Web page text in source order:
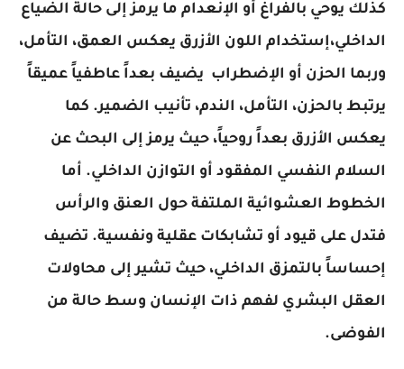
كذلك يوحي بالفراغ أو الإنعدام ما يرمز إلى حالة الضياع
الداخلي،إستخدام اللون الأزرق يعكس العمق، التأمل،
وربما الحزن أو الإضطراب يضيف بعداً عاطفياً عميقاً
يرتبط بالحزن، التأمل، الندم، تأنيب الضمير. كما
يعكس الأزرق بعداً روحياً، حيث يرمز إلى البحث عن
السلام النفسي المفقود أو التوازن الداخلي. أما
الخطوط العشوائية الملتفة حول العنق والرأس
فتدل على قيود أو تشابكات عقلية ونفسية. تضيف
إحساساً بالتمزق الداخلي، حيث تشير إلى محاولات
العقل البشري لفهم ذات الإنسان وسط حالة من
الفوضى.